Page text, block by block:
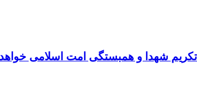
تکریم شهدا و همبستگی امت اسلامی